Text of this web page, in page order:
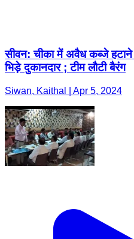
सीवन: चीका में अवैध कब्जे
भिड़े दुकानदार ; टीम लाैटी बैरंग
Siwan, Kaithal | Apr 5, 2024